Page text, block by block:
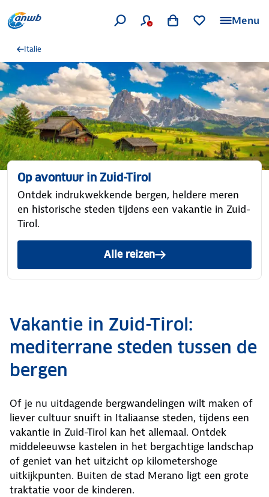
Menu
Italie
Op avontuur in Zuid-Tirol
Ontdek indrukwekkende bergen, heldere meren
en historische steden tijdens een vakantie in Zuid-
Tirol.
Alle reizen
Vakantie in Zuid-Tirol:
mediterrane steden tussen de
bergen
Of je nu uitdagende bergwandelingen wilt maken of
liever cultuur snuift in Italiaanse steden, tijdens een
vakantie in Zuid-Tirol kan het allemaal. Ontdek
middeleeuwse kastelen in het bergachtige landschap
of geniet van het uitzicht op kilometershoge
uitkijkpunten. Buiten de stad Merano ligt een grote
traktatie voor de kinderen.